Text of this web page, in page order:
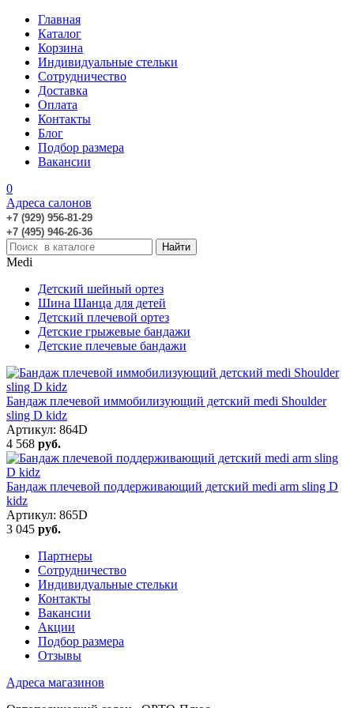
Главная
Каталог
Корзина
Индивидуальные стельки
Сотрудничество
Доставка
Оплата
Контакты
Блог
Подбор размера
Вакансии
0
Адреса салонов
+7 (929) 956-81-29
+7 (495) 946-26-36
Medi
Детский шейный ортез
Шина Шанца для детей
Детский плечевой ортез
Детские грыжевые бандажи
Детские плечевые бандажи
Бандаж плечевой иммобилизующий детский medi Shoulder
sling D kidz
Артикул: 864D
4 568 руб.
Бандаж плечевой поддерживающий детский medi arm sling D
kidz
Артикул: 865D
3 045 руб.
Партнеры
Сотрудничество
Индивидуальные стельки
Контакты
Вакансии
Акции
Подбор размера
Отзывы
Адреса магазинов